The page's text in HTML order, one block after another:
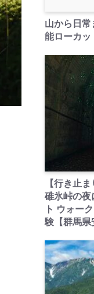
山から日常
能ローカッ
【行き止
碓氷峠の夜
ト ウォー
験【群馬県